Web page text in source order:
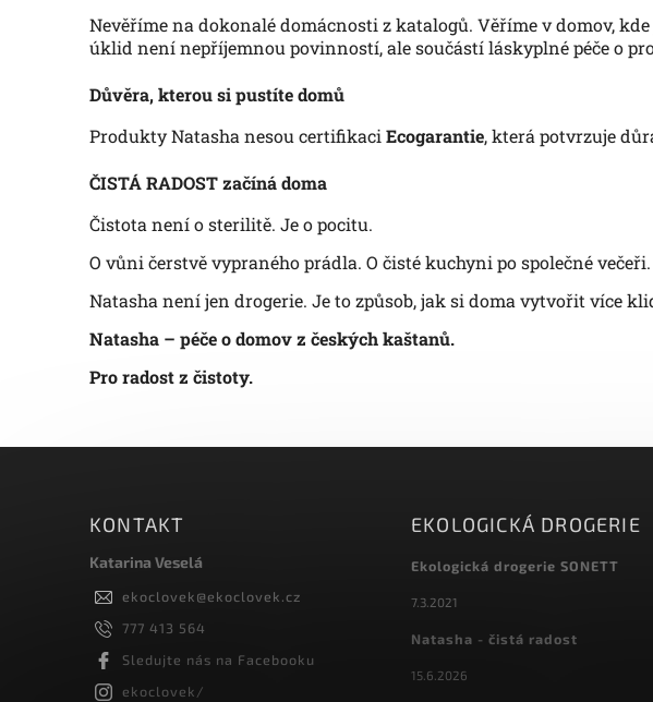
Nevěříme na dokonalé domácnosti z katalogů. Věříme v domov,
úklid není nepříjemnou povinností, ale součástí láskyplné péče o
Důvěra, kterou si pustíte domů
Produkty Natasha nesou certifikaci Ecogarantie, která potvrzuje
ČISTÁ RADOST začíná doma
Čistota není o sterilitě. Je o pocitu.
O vůni čerstvě vypraného prádla. O čisté kuchyni po společné
Natasha není jen drogerie. Je to způsob, jak si doma vytvořit více
Natasha – péče o domov z českých kaštanů.
Pro radost z čistoty.
KONTAKT
Katarina Veselá
ekoclovek@ekoclovek.cz
777 413 564
Sledujte nás na Facebooku
ekoclovek/
EKOLOGICKÁ DROGERIE
Ekologická drogerie SONETT
7.3.2021
Natasha - čistá radost
15.6.2026